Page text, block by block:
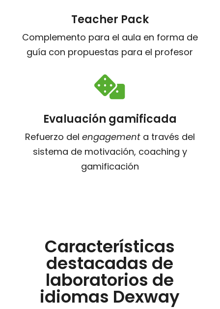
Teacher Pack
Complemento para el aula en forma de
guía con propuestas para el profesor

Evaluación gamificada
Refuerzo del engagementa través del
sistema de motivación, coaching y
gamificación
Características
destacadas de
laboratorios de
idiomas Dexway